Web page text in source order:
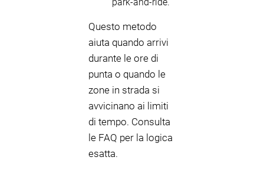
park-and-ride.
Questo metodo
aiuta quando arrivi
durante le ore di
punta o quando le
zone in strada si
avvicinano ai limiti
di tempo. Consulta
le FAQ per la logica
esatta.